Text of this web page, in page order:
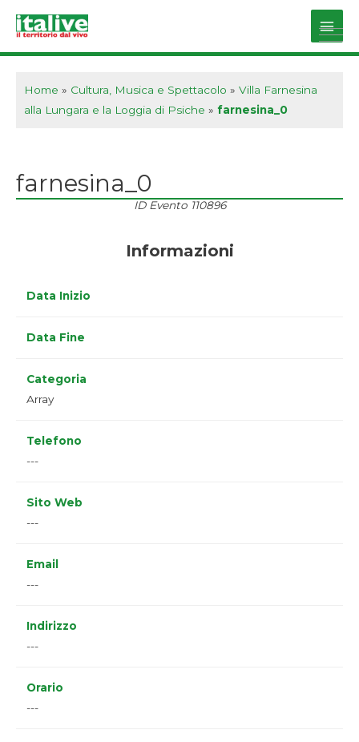
Main
Home » Cultura, Musica e Spettacolo » Villa Farnesina
alla Lungara e la Loggia di Psiche » farnesina_0
farnesina_0
ID Evento 110896
Informazioni
Data Inizio
Data Fine
Categoria
Array
Telefono
---
Sito Web
---
Email
---
Indirizzo
---
Orario
---